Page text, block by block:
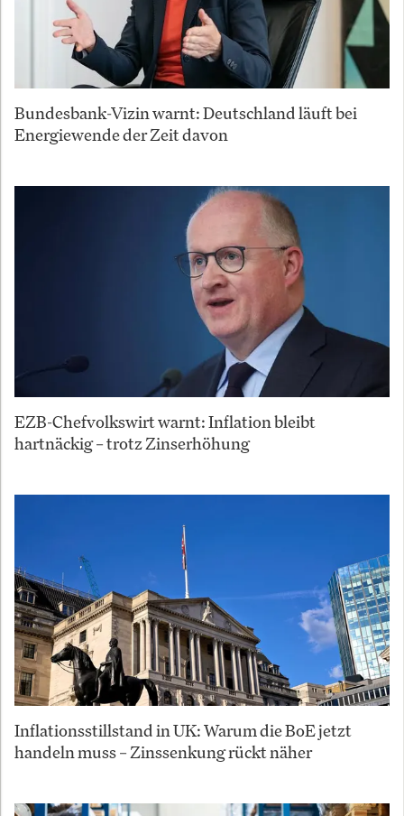
Bundesbank-Vizin warnt: Deutschland läuft bei
Energiewende der Zeit davon
EZB-Chefvolkswirt warnt: Inflation bleibt
hartnäckig – trotz Zinserhöhung
Inflationsstillstand in UK: Warum die BoE jetzt
handeln muss – Zinssenkung rückt näher